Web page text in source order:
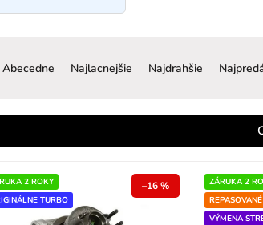
Abecedne Najlacnejšie Najdrahšie
2 ROKY
TURBO
–16 %
ZÁRUKA 2
VÝMENA